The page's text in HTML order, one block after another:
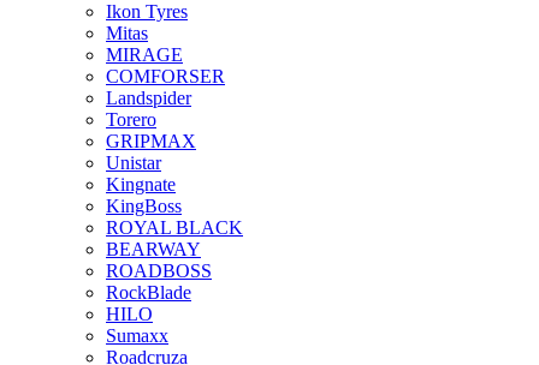
Ikon Tyres
Mitas
MIRAGE
COMFORSER
Landspider
Torero
GRIPMAX
Unistar
Kingnate
KingBoss
ROYAL BLACK
BEARWAY
ROADBOSS
RockBlade
HILO
Sumaxx
Roadcruza